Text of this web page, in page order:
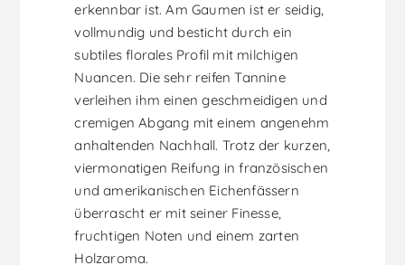
erkennbar ist. Am Gaumen ist er seidig,
vollmundig und besticht durch ein
subtiles florales Profil mit milchigen
Nuancen. Die sehr reifen Tannine
verleihen ihm einen geschmeidigen und
cremigen Abgang mit einem angenehm
anhaltenden Nachhall. Trotz der kurzen,
viermonatigen Reifung in französischen
und amerikanischen Eichenfässern
überrascht er mit seiner Finesse,
fruchtigen Noten und einem zarten
Holzaroma.